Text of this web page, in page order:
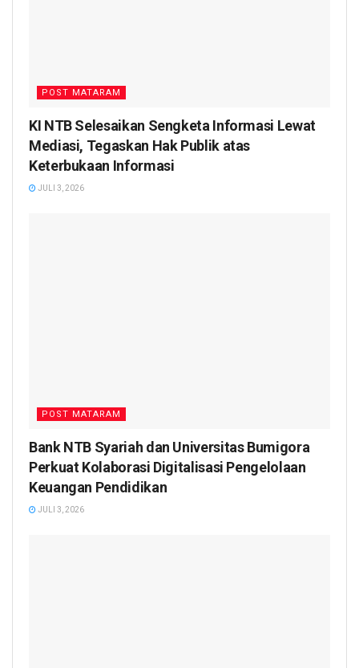
POST MATARAM
KI NTB Selesaikan Sengketa Informasi Lewat
Mediasi, Tegaskan Hak Publik atas
Keterbukaan Informasi
JULI 3, 2026
POST MATARAM
Bank NTB Syariah dan Universitas Bumigora
Perkuat Kolaborasi Digitalisasi Pengelolaan
Keuangan Pendidikan
JULI 3, 2026